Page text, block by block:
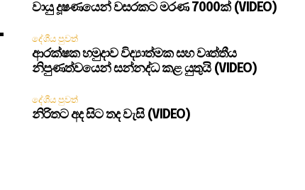
වායු දූෂණයෙන් වසරකට මරණ 7000ක් (VIDEO)
දේශීය පුවත්
ආරක්ෂක හමුදාව විද්‍යාත්මක සහ වෘත්තීය
නිපුණත්වයෙන් සන්නද්ධ කළ යුතුයි (VIDEO)
දේශීය පුවත්
නිරිතට අද සිට තද වැසි (VIDEO)